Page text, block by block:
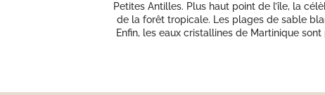
Petites Antilles. Plus haut point de l’île, la
de la forêt tropicale. Les plages de sable
Enfin, les eaux cristallines de Martinique